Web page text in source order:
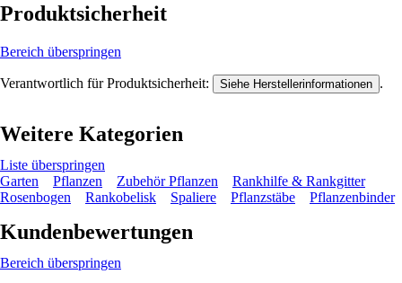
Produktsicherheit
Bereich überspringen
Verantwortlich für Produktsicherheit: Siehe Herstellerinformationen .
Weitere Kategorien
Liste überspringen
Garten
Pflanzen Zubehör Pflanzen
Rankhilfe & Rankgitter
Rosenbogen
Rankobelisk Spaliere Pflanzstäbe Pflanzenbinder
Kundenbewertungen
Bereich überspringen